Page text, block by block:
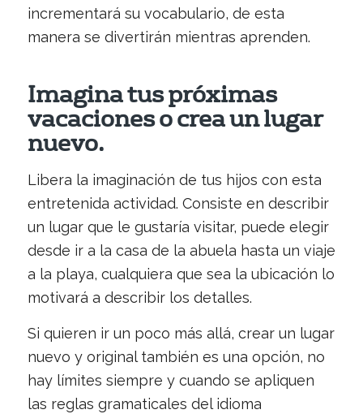
incrementará su vocabulario, de esta
manera se divertirán mientras aprenden.
Imagina tus próximas
vacaciones o crea un lugar
nuevo.
Libera la imaginación de tus hijos con esta
entretenida actividad. Consiste en describir
un lugar que le gustaría visitar, puede elegir
desde ir a la casa de la abuela hasta un viaje
a la playa, cualquiera que sea la ubicación lo
motivará a describir los detalles.
Si quieren ir un poco más allá, crear un lugar
nuevo y original también es una opción, no
hay límites siempre y cuando se apliquen
las reglas gramaticales del idioma